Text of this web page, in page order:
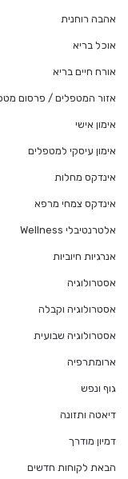
אהבה רוחנית
אוכל בריא
אורח חיים בריא
אזור המטפלים / פרסום
אימון אישי
אימון עיסקי למטפלים
אינדקס מחלות
אינדקס צמחי מרפא
אלטרנטיבלי Wellness
אנרגיות חיוביות
אסטרולוגיה
אסטרולוגיה וקבלה
אסטרולוגיה שבועית
ארומתרפיה
גוף ונפש
דיאטה ותזונה
דמיון מודרך
הבאת לקוחות חדשים